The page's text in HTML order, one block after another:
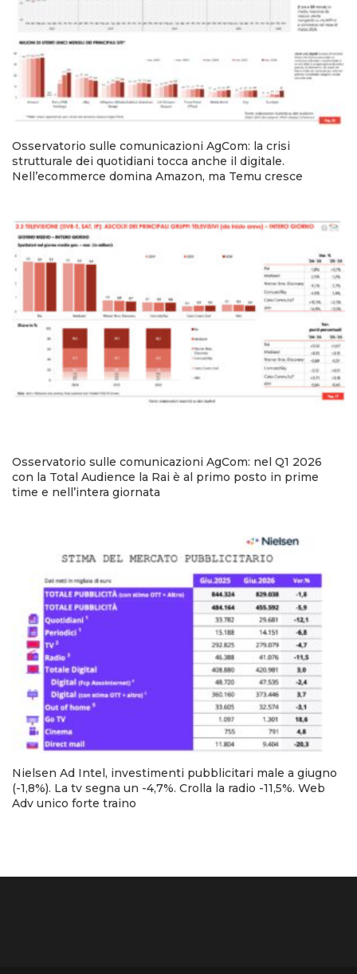
Osservatorio sulle comunicazioni AgCom: la crisi
strutturale dei quotidiani tocca anche il digitale.
Nell’ecommerce domina Amazon, ma Temu cresce
Osservatorio sulle comunicazioni AgCom: nel Q1 2026
con la Total Audience la Rai è al primo posto in prime
time e nell’intera giornata
Nielsen Ad Intel, investimenti pubblicitari male a giugno
(-1,8%). La tv segna un -4,7%. Crolla la radio -11,5%. Web
Adv unico forte traino